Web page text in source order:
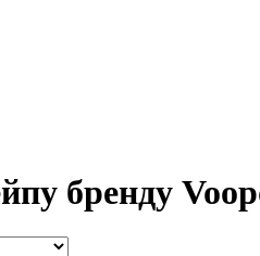
бренду